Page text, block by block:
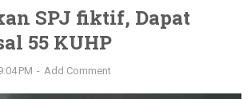
SPJ fiktif, Dapat
55 KUHP
PM Add Comment